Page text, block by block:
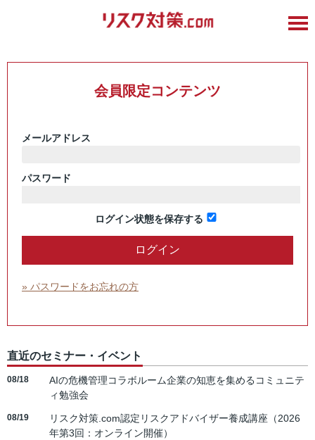
会員限定コンテンツ
メールアドレス
パスワード
ログイン状態を保存する
» パスワードをお忘れの方
直近のセミナー・イベント
08/18
AIの危機管理コラボルーム企業の知恵を集めるコミュニテ
ィ勉強会
08/19
リスク対策.com認定リスクアドバイザー養成講座（2026
年第3回：オンライン開催）